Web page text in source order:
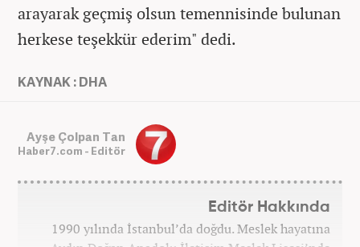
arayarak geçmiş olsun temennisinde bulunan
herkese teşekkür ederim" dedi.
KAYNAK : DHA
Ayşe Çolpan Tan
Haber7.com - Editör
Editör Hakkında
1990 yılında İstanbul’da doğdu. Meslek hayatına